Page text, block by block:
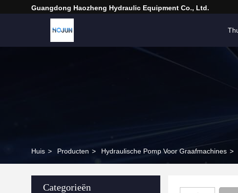
Guangdong Haozheng Hydraulic Equipment Co., Ltd.
Huis > Producten > Hydraulische Pomp Voor Graafmachines >
Categorieën